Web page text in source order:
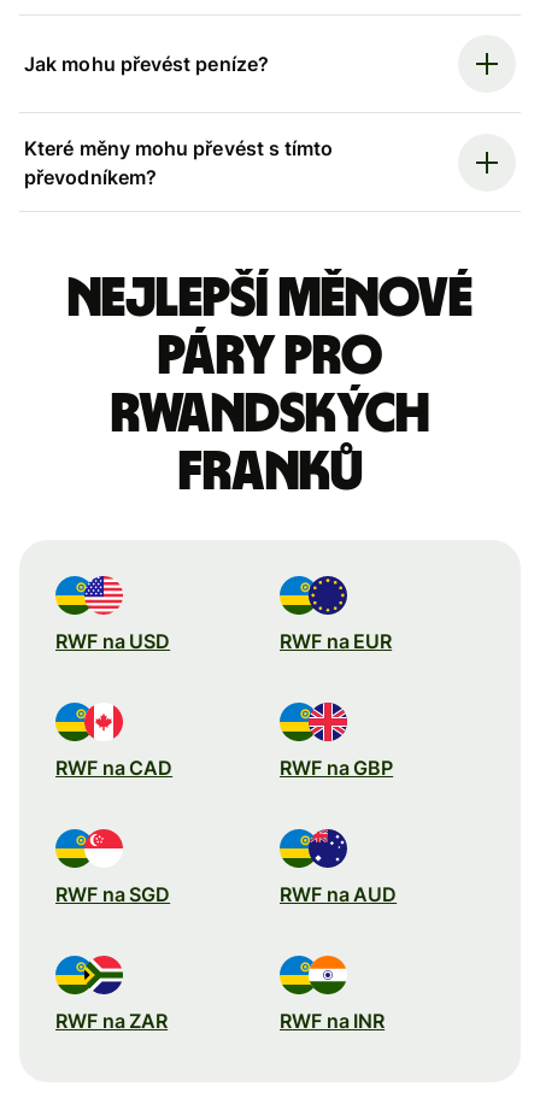
Jak mohu převést peníze?
Které měny mohu převést s tímto
převodníkem?
Nejlepší měnové
páry pro
rwandských
franků
RWF na USD RWF na EUR
RWF na CAD RWF na GBP
RWF na SGD RWF na AUD
RWF na ZAR RWF na INR